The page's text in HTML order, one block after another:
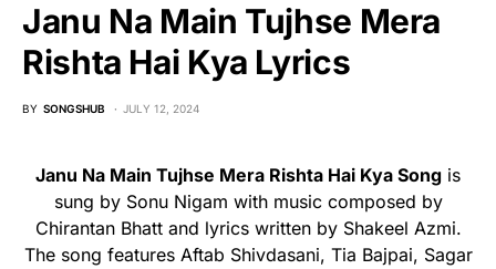
Janu Na Main Tujhse Mera
Rishta Hai Kya Lyrics
BY SONGSHUB JULY 12, 2024
Janu Na Main Tujhse Mera Rishta Hai Kya Song is
sung by Sonu Nigam with music composed by
Chirantan Bhatt and lyrics written by Shakeel Azmi.
The song features Aftab Shivdasani, Tia Bajpai, Sagar